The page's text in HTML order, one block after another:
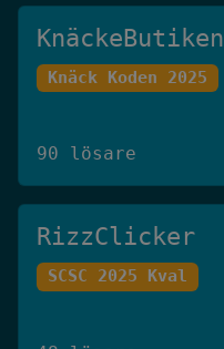
KnäckeButiken
Knäck Koden 2025
90 lösare
RizzClicker
SCSC 2025 Kval